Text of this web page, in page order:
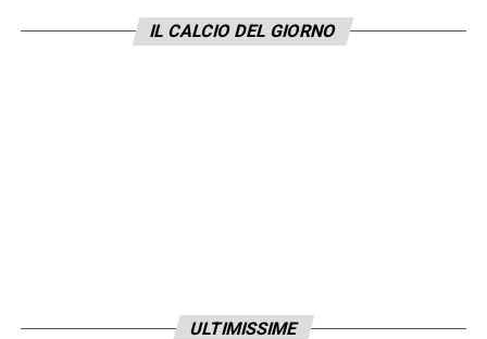
campionato, stia attraversando
un’improvvisacrisi offensivaproprio nel
IL CALCIO DEL GIORNO
ULTIMISSIME